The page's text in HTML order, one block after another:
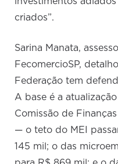
criados”.
Sarina Manata,
FecomercioSP,
Federação tem
A base é a
Comissão de
— o teto do MEI
145 mil; o das